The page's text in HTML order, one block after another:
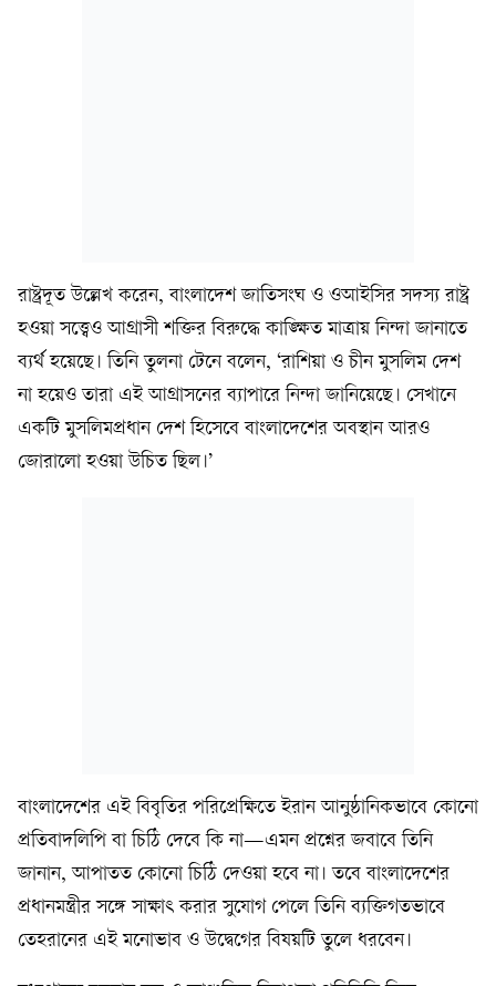
রাষ্ট্রদূত উল্লেখ করেন, বাংলাদেশ জাতিসংঘ ও ওআইসির সদস্য রাষ্ট্র
হওয়া সত্ত্বেও আগ্রাসী শক্তির বিরুদ্ধে কাঙ্ক্ষিত মাত্রায় নিন্দা জানাতে
ব্যর্থ হয়েছে। তিনি তুলনা টেনে বলেন, ‘রাশিয়া ও চীন মুসলিম দেশ
না হয়েও তারা এই আগ্রাসনের ব্যাপারে নিন্দা জানিয়েছে। সেখানে
একটি মুসলিমপ্রধান দেশ হিসেবে বাংলাদেশের অবস্থান আরও
জোরালো হওয়া উচিত ছিল।’
বাংলাদেশের এই বিবৃতির পরিপ্রেক্ষিতে ইরান আনুষ্ঠানিকভাবে কোনো
প্রতিবাদলিপি বা চিঠি দেবে কি না—এমন প্রশ্নের জবাবে তিনি
জানান, আপাতত কোনো চিঠি দেওয়া হবে না। তবে বাংলাদেশের
প্রধানমন্ত্রীর সঙ্গে সাক্ষাৎ করার সুযোগ পেলে তিনি ব্যক্তিগতভাবে
তেহরানের এই মনোভাব ও উদ্বেগের বিষয়টি তুলে ধরবেন।